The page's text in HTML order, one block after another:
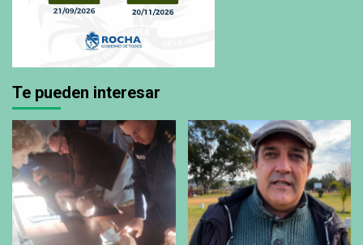
Te pueden interesar